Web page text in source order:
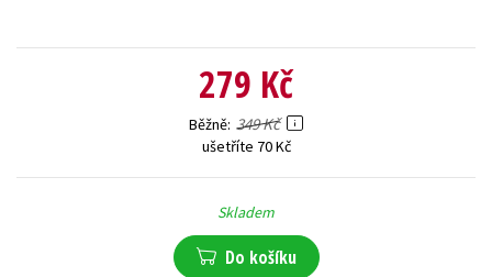
279 Kč
Běžně 349 Kč
ušetříte 70 Kč
Skladem
Do košíku